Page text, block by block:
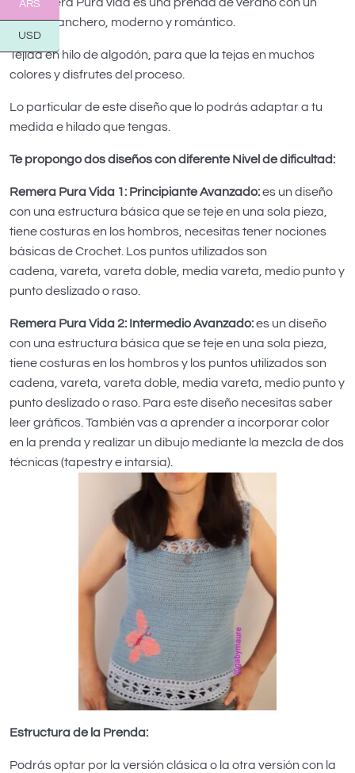
La Remera Pura vida es una prenda de verano con un
diseño canchero, moderno y romántico.
Tejida en hilo de algodón, para que la tejas en muchos
colores y disfrutes del proceso.
Lo particular de este diseño que lo podrás adaptar a tu
medida e hilado que tengas.
Te propongo dos diseños con diferente Nivel de dificultad:
Remera Pura Vida 1: Principiante Avanzado:es un diseño
con una estructura básica que se teje en una sola pieza,
tiene costuras en los hombros, necesitas tener nociones
básicas de Crochet. Los puntos utilizados son
cadena, vareta, vareta doble, media vareta, medio punto y
punto deslizado o raso.
Remera Pura Vida 2: Intermedio Avanzado:es un diseño
con una estructura básica que se teje en una sola pieza,
tiene costuras en los hombros y los puntos utilizados son
cadena, vareta, vareta doble, media vareta, medio punto y
punto deslizado o raso. Para este diseño necesitas saber
leer gráficos. También vas a aprender a incorporar color
en la prenda y realizar un dibujo mediante la mezcla de dos
técnicas (tapestry e intarsia).
Estructura de la Prenda:
Podrás optar por la versión clásica o la otra versión con la
ARS
USD